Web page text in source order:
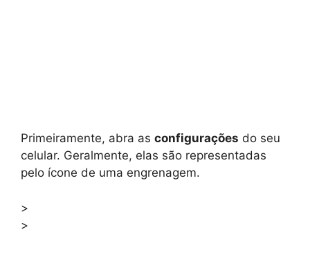
Primeiramente, abra as configurações do seu
celular. Geralmente, elas são representadas
pelo ícone de uma engrenagem.
>
>